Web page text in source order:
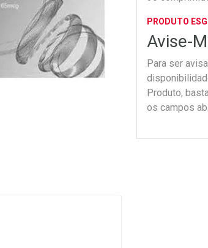
PRODUTO
Avise-
Para ser
Produto,
os campos